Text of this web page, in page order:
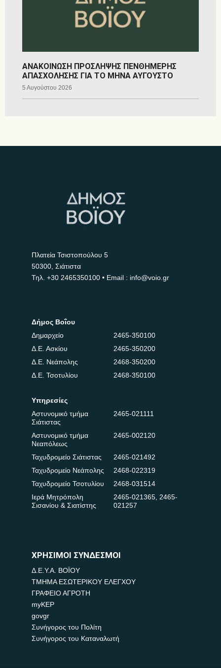
ΑΝΑΚΟΙΝΩΣΗ ΠΡΟΣΛΗΨΗΣ ΠΕΝΘΗΜΕΡΗΣ
ΑΠΑΣΧΟΛΗΣΗΣ ΓΙΑ ΤΟ ΜΗΝΑ ΑΥΓΟΥΣΤΟ
5 Αυγούστου 2026
Πλατεία Τσιστοπούλου 5
50300, Σιάτιστα
Τηλ. +30 2465350100 • Email : info@voio.gr
Δήμος Βοΐου
Δημαρχείο
2465-350100
Δ.Ε. Ασκίου
2465-350200
Δ.Ε. Νεάπολης
2468-350200
Δ.Ε. Τσοτυλίου
2468-350100
Υπηρεσίες
Αστυνομικό τμήμα
Σιάτιστας
2465-021111
Αστυνομικό τμήμα
Νεαπόλεως
2465-002120
Ταχυδρομείο Σιάτιστας
2465-021492
Ταχυδρομείο Νεάπολης
2468-022319
Ταχυδρομείο Τσοτυλίου
2468-031514
Ιερά Μητρόπολη
Σισανίου & Σιατίστης
2465-021365, 2465-
021257
ΧΡΗΣΙΜΟΙ ΣΥΝΔΕΣΜΟΙ
Δ.Ε.Υ.Α. ΒΟΪΟΥ
ΤΜΗΜΑ ΕΣΩΤΕΡΙΚΟΥ ΕΛΕΓΧΟΥ
ΓΡΑΦΕΙΟ ΑΓΡΟΤΗ
myKEP
govgr
Συνήγορος του Πολίτη
Συνήγορος του Καταναλωτή